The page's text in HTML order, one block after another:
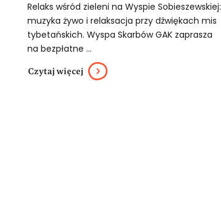
Relaks wśród zieleni na Wyspie Sobieszewskiej:
muzyka żywo i relaksacja przy dźwiękach mis
tybetańskich. Wyspa Skarbów GAK zaprasza
na bezpłatne ...
Czytaj więcej